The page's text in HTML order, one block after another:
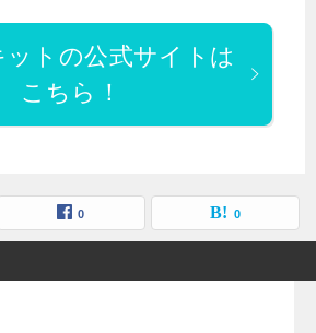
ットの公式サイトは
こちら！
0 0